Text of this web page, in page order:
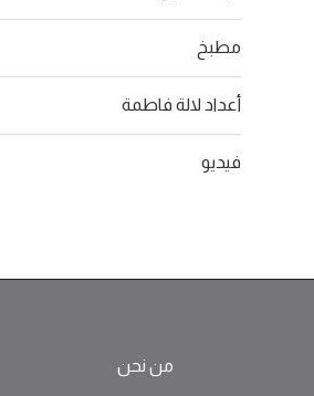
مطبخ
أعداد لالة فاطمة
فيديو
من نحن